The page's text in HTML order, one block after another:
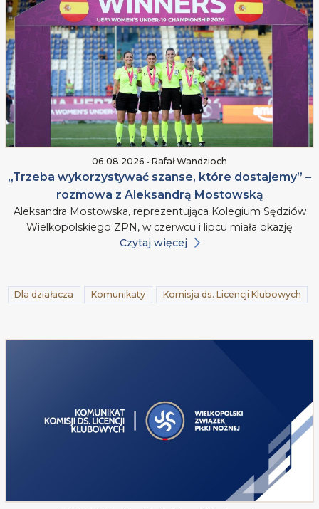
06.08.2026 • Rafał Wandzioch
„Trzeba wykorzystywać szanse, które dostajemy” –
rozmowa z Aleksandrą Mostowską
Aleksandra Mostowska, reprezentująca Kolegium Sędziów
Wielkopolskiego ZPN, w czerwcu i lipcu miała okazję
Czytaj więcej
Dla działacza Komunikaty Komisja ds. Licencji Klubowych